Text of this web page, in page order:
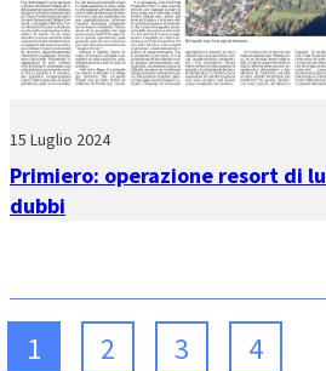
15 Luglio 2024
Primiero: operazione resort di
dubbi
1 2 3 4